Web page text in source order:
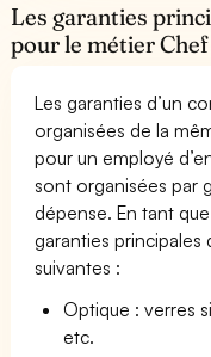
Les garanties
pour le métier
Les garanties d’un
organisées de la
pour un employé
sont organisées par
dépense. En tant
garanties principales
suivantes :
Optique : verres
etc.